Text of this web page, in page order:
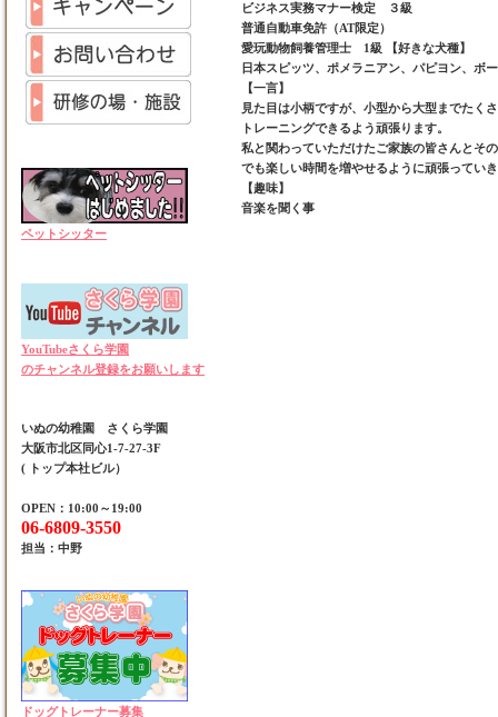
ペットシッター
YouTubeさくら学園
のチャンネル登録をお願いします
いぬの幼稚園 さくら学園
大阪市北区同心1-7-27-3F
( トップ本社ビル）
OPEN：10:00～19:00
06-6809-3550
担当：中野
ドッグトレーナー募集
ビジネス実務マナー検定 ３級
普通自動車免許（AT限定）
愛玩動物飼養管理士 1級 【好きな犬種】
日本スピッツ、ポメラニアン、パピヨン、ボ
【一言】
見た目は小柄ですが、小型から大型までたく
トレーニングできるよう頑張ります。
私と関わっていただけたご家族の皆さんとそ
でも楽しい時間を増やせるように頑張ってい
【趣味】
音楽を聞く事